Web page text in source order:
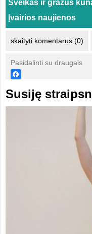
Sveikas ir gražus
Įvairios naujienos
skaityti komentarus (0)
Pasidalinti su draugais
Susiję